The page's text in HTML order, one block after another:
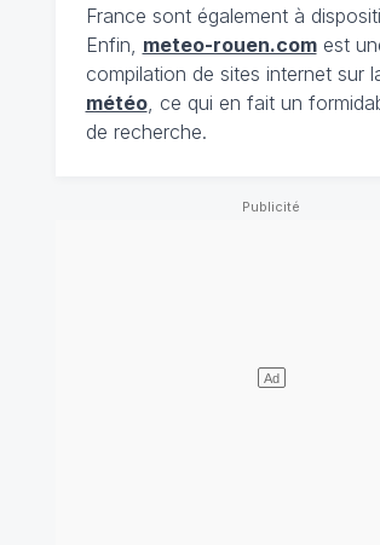
France sont également à
Enfin, meteo-rouen.comest
compilation de sites internet sur
météo, ce qui en fait un
de recherche.